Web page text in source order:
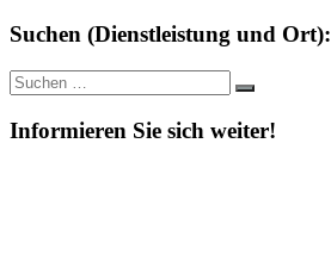
Suchen (Dienstleistung und Ort):
Suche
nach:
Suchen
Informieren Sie sich weiter!